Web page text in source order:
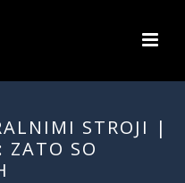
STROJI |
ZATO SO